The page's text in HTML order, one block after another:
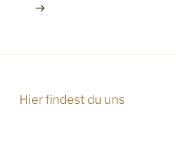
Hier findest du uns